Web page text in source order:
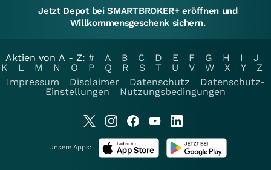
Jetzt Depot bei SMARTBROKER+ eröffnen und
Willkommensgeschenk sichern.
Aktien von A - Z: # A B C D E F G H I
J
K
L M N O P Q R S T U V W X Y
Z
Impressum
Disclaimer Datenschutz
Datenschutz-
Einstellungen
Nutzungsbedingungen
Unsere Apps: